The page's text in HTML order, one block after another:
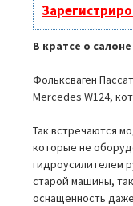
В кратсе о салоне
Фольксваген
Mercedes W124,
Так встречаются
которые не
гидроусилителем
старой машины,
оснащенность